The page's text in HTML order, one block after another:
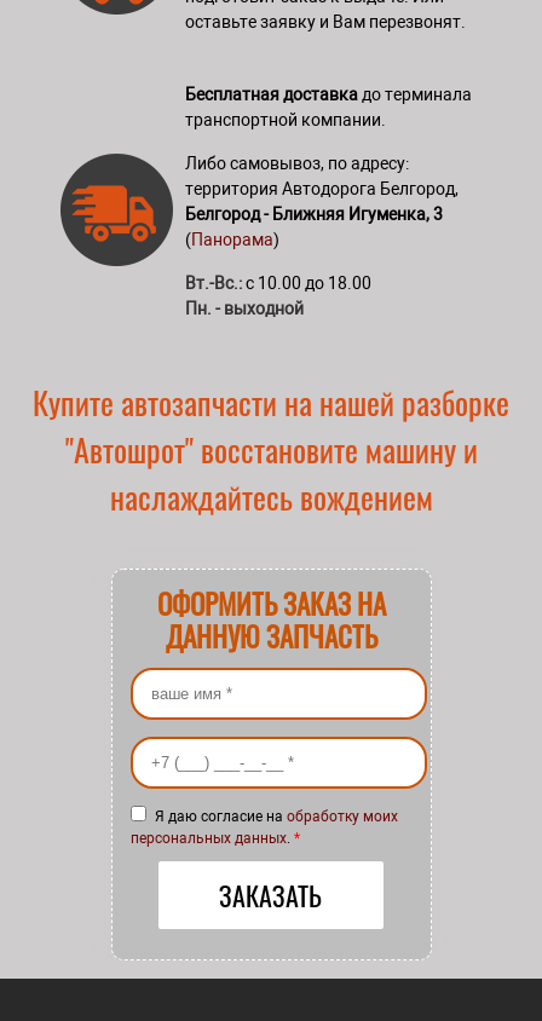
оставьте заявку и Вам перезвонят.
Бесплатная доставка до терминала
транспортной компании.
Либо самовывоз, по адресу:
территория Автодорога Белгород,
Белгород - Ближняя Игуменка, 3
(Панорама)
Вт.-Вс.:с 10.00 до 18.00
Пн. - выходной
Купите автозапчасти на нашей разборке
"Автошрот" восстановите машину и
наслаждайтесь вождением
ОФОРМИТЬ ЗАКАЗ НА
ДАННУЮ ЗАПЧАСТЬ
Ваше имя*
Ваш номер телефона*
Я даю согласие на обработку моих
персональных данных. *